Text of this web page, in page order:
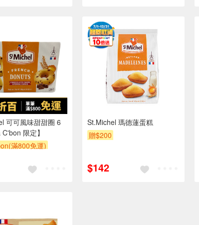
可可風味甜甜圈 6
限定】
滿800免運)
St.Michel 瑪德蓮蛋糕
贈$200
$142